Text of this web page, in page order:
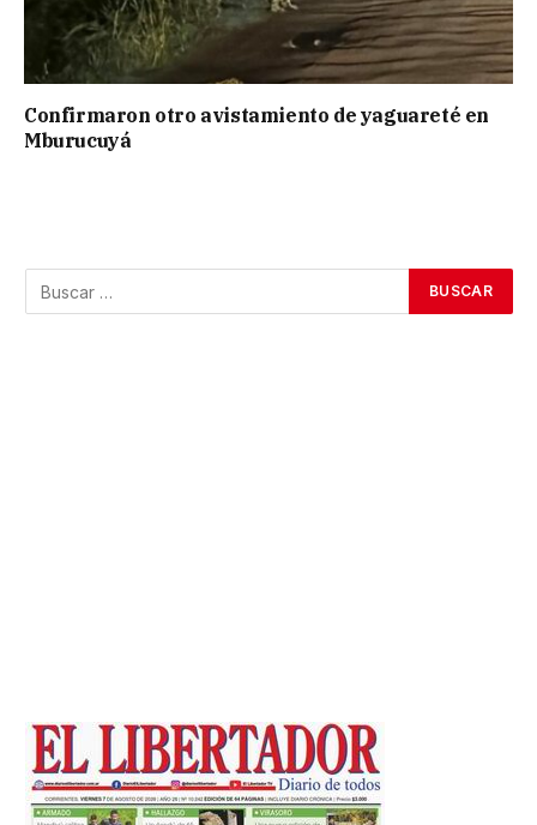
Confirmaron otro avistamiento de yaguareté en
Mburucuyá